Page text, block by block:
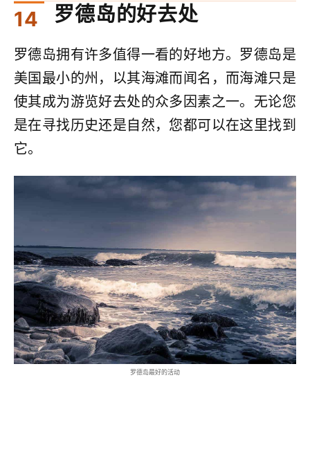
罗德岛的好去处
罗德岛拥有许多值得一看的好地方。罗德岛是
美国最小的州，以其海滩而闻名，而海滩只是
使其成为游览好去处的众多因素之一。无论您
是在寻找历史还是自然，您都可以在这里找到
它。
罗德岛最好的活动